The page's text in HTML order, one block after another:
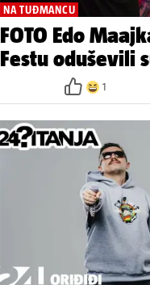
NA TUĐMANCU
FOTO Edo
Festu oduševili
1